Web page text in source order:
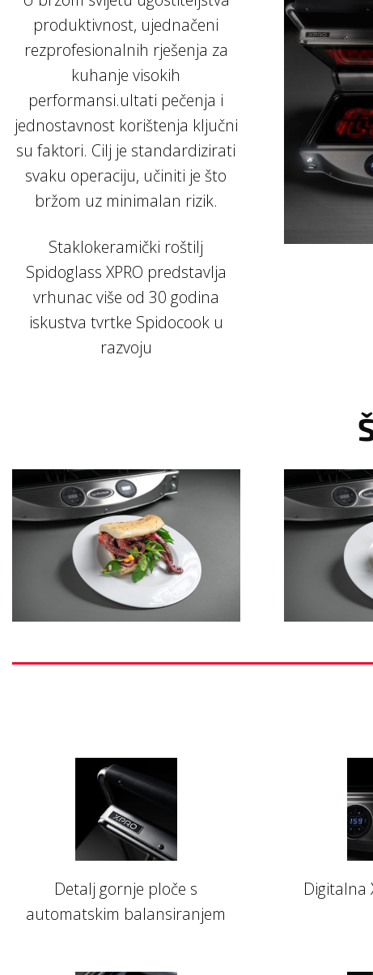
produktivnost, ujednačeni
rezprofesionalnih rješenja za
kuhanje visokih
performansi.ultati pečenja i
jednostavnost korištenja ključni
su faktori. Cilj je standardizirati
svaku operaciju, učiniti je što
bržom uz minimalan rizik.
Staklokeramički roštilj
Spidoglass XPRO predstavlja
vrhunac više od 30 godina
iskustva tvrtke Spidocook u
razvoju
Detalj gornje ploče s
automatskim balansiranjem
Digitalna